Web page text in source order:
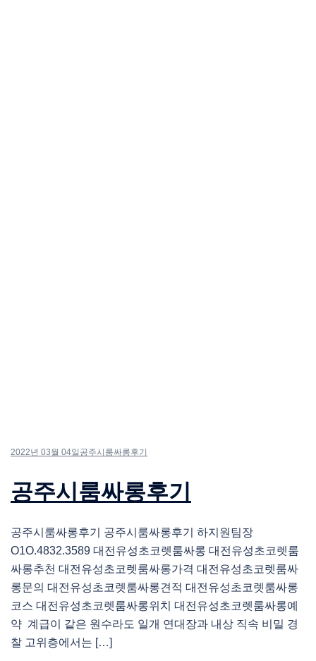
2022년 03월 04일 공주시룸싸롱후기
공주시룸싸롱후기
공주시룸싸롱후기 공주시룸싸롱후기 하지원팀장
O1O.4832.3589 대전유성초코렛룸싸롱 대전유성초코렛룸
싸롱추천 대전유성초코렛룸싸롱가격 대전유성초코렛룸싸
롱문의 대전유성초코렛룸싸롱견적 대전유성초코렛룸싸롱
코스 대전유성초코렛룸싸롱위치 대전유성초코렛룸싸롱예
약 계급이 같은 원수라도 일개 연대장과 내상 직속 비밀 경
찰 고위층에서는 […]